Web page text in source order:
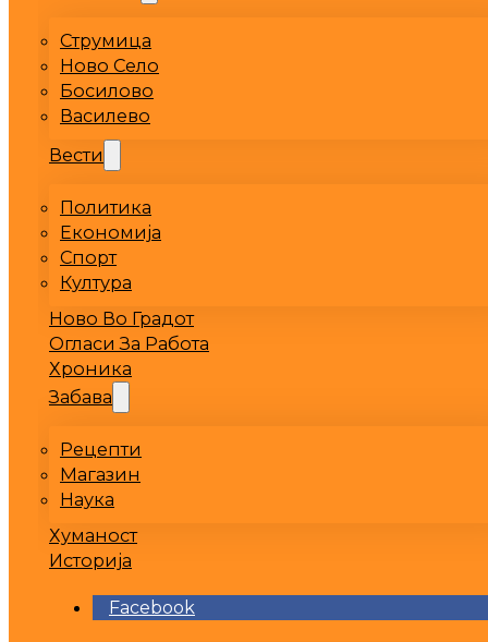
Струмица
Ново Село
Босилово
Василево
Вести
Политика
Економија
Спорт
Култура
Ново Во Градот
Огласи За Работа
Хроника
Забава
Рецепти
Магазин
Наука
Хуманост
Историја
Facebook